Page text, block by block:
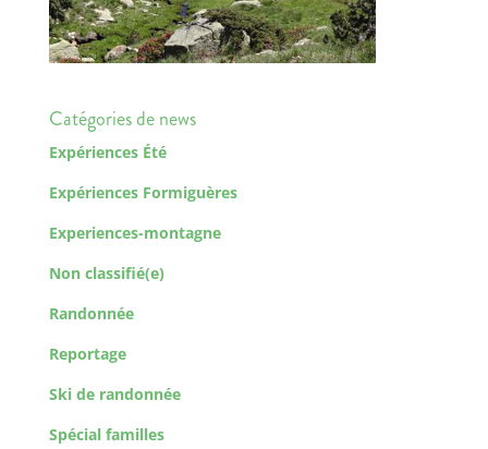
Catégories de news
Expériences Été
Expériences Formiguères
Experiences-montagne
Non classifié(e)
Randonnée
Reportage
Ski de randonnée
Spécial familles